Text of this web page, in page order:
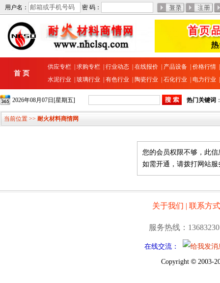
用户名： 密 码：
首 页
供应专栏 求购专栏 行业动态 在线报价 产品设备 价格行情
水泥行业
玻璃行业 有色行业 陶瓷行业 石化行业 电力行业
2026年08月07日[星期五] 热门关键词
当前位置 >> 耐火材料商情网
您的会员权限不够，此信
如需开通，请拨打网站服
关于我们 | 联系方式
服务热线：
在线交流：
Copyright © 2003-